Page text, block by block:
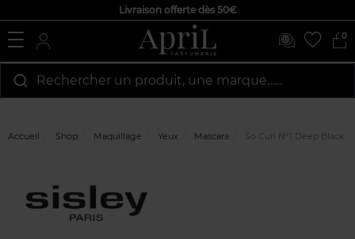
Livraison offerte dès 50€
0
Rechercher un produit, une marque…...
Accueil Shop Maquillage Yeux Mascara So Curl N°1 Deep Black